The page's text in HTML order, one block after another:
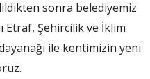
sonra belediyemiz
Etraf, Şehircilik ve İklim
dayanağı ile kentimizin yeni